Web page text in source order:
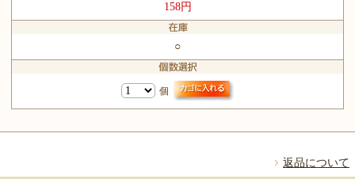
158円
○
個
返品について